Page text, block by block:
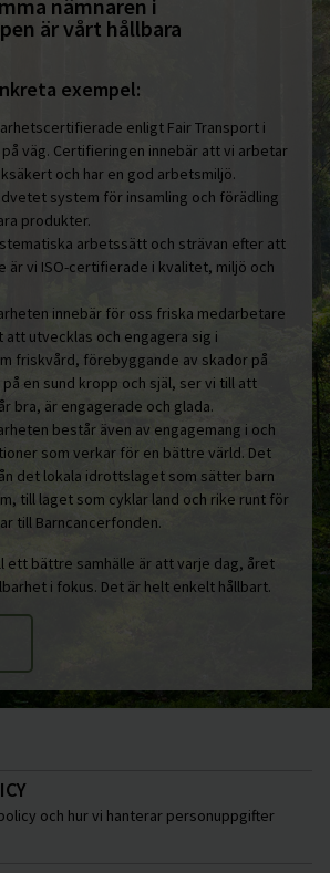
nämnaren i
är vårt hållbara
exempel:
enligt Fair Transport i
väg. Certifieringen innebär att vi arbetar
och har en god arbetsmiljö.
system för insamling och förädling
produkter.
arbetssätt och strävan efter att
är vi ISO-certifierade i kvalitet, miljö och
innebär för oss friska medarbetare
att utvecklas och engagera sig i
friskvård, förebyggande av skador på
en sund kropp och själ, ser vi till att
bra, är engagerade och glada.
består även av engagemang i och
som verkar för en bättre värld. Det
det lokala idrottslaget som sätter barn
till laget som cyklar land och rike runt för
till Barncancerfonden.
ett bättre samhälle är att varje dag, året
i fokus. Det är helt enkelt hållbart.
och hur vi hanterar personuppgifter